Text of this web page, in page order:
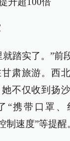
踏实了。”前
肃旅游。西
不仅收到扬
“携带口罩、
制速度”等提醒